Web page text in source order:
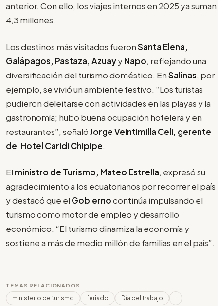
anterior. Con ello, los viajes internos en 2025 ya suman
4,3 millones.
Los destinos más visitados fueronSanta Elena,
Galápagos, Pastaza, AzuayyNapo, reflejando una
diversificación del turismo doméstico. EnSalinas, por
ejemplo, se vivió un ambiente festivo. “Los turistas
pudieron deleitarse con actividades en las playas y la
gastronomía; hubo buena ocupación hotelera y en
restaurantes”, señalóJorge Veintimilla Celi, gerente
del Hotel Caridi Chipipe.
El ministro de Turismo, Mateo Estrella, expresó su
agradecimiento a los ecuatorianos por recorrer el país
y destacó que el Gobiernocontinúa impulsando el
turismo como motor de empleo y desarrollo
económico. “El turismo dinamiza la economía y
sostiene a más de medio millón de familias en el país”.
TEMAS RELACIONADOS
ministerio de turismo feriado Día del trabajo